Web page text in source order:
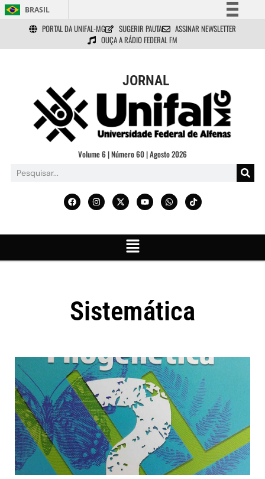
BRASIL
Simplifique!
Comunica BR
Acesso à informação
Legislação
Canais
PORTAL DA UNIFAL-MG SUGERIR PAUTA
ASSINAR NEWSLETTER
OUÇA A RÁDIO FEDERAL FM
JORNAL
Volume 6 | Número 60 | Agosto 2026
Sistemática